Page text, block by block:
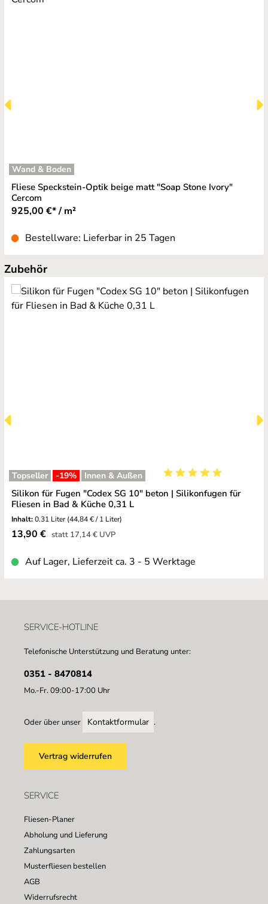
Wand & Boden
Fliese Speckstein-Optik beige matt "Soap Stone Ivory"
Cercom
925,00 €* / m²
Bestellware: Lieferbar in 25 Tagen
Produktgalerie überspringen
Zubehör
Topseller -19% Innen & Außen
Durchschnittliche
Silikon für Fugen "Codex SG 10" beton | Silikonfugen für
Fliesen in Bad & Küche 0,31 L
Inhalt:0.31 Liter(44,84 € / 1 Liter)
Verkaufspreis:
13,90 € statt Regulärer Preis:
17,14 €UVP
Auf Lager, Lieferzeit ca. 3 - 5 Werktage
SERVICE-HOTLINE
Telefonische Unterstützung und Beratung unter:
0351 - 8470814
Mo.-Fr. 09:00-17:00 Uhr
Oder über unser Kontaktformular .
Vertrag widerrufen
SERVICE
Fliesen-Planer
Abholung und Lieferung
Zahlungsarten
Musterfliesen bestellen
AGB
Widerrufsrecht